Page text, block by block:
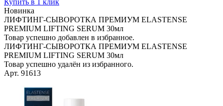
Новинка
ЛИФТИНГ-СЫВОРОТКА ПРЕМИУМ ELASTENSE
PREMIUM LIFTING SERUM 30мл
Товар успешно добавлен в избранное.
ЛИФТИНГ-СЫВОРОТКА ПРЕМИУМ ELASTENSE
PREMIUM LIFTING SERUM 30мл
Товар успешно удалён из избранного.
Арт. 91613